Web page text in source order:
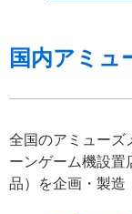
国内アミュ
全国のアミューズ
ーンゲーム機設置
品）を企画・製造